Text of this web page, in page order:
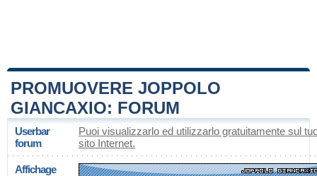
PROMUOVERE JOPPOLO
GIANCAXIO: FORUM
Userbar
forum
Puoi visualizzarlo ed utilizzarlo gratuitamente sul
sito Internet.
Affichage